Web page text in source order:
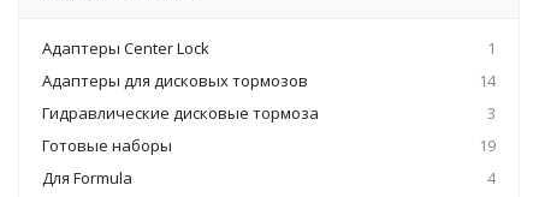
Адаптеры Center Lock
1
Адаптеры для дисковых тормозов
14
Гидравлические дисковые тормоза
3
Готовые наборы
19
Для Formula
4